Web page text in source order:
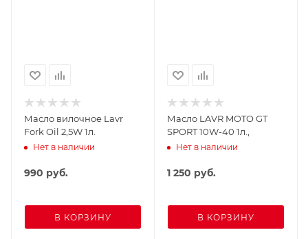
Масло вилочное Lavr
Fork Oil 2,5W 1л.
Нет в наличии
990 руб.
В КОРЗИНУ
Масло LAVR MOTO GT
SPORT 10W-40 1л.,
Нет в наличии
1 250 руб.
В КОРЗИНУ